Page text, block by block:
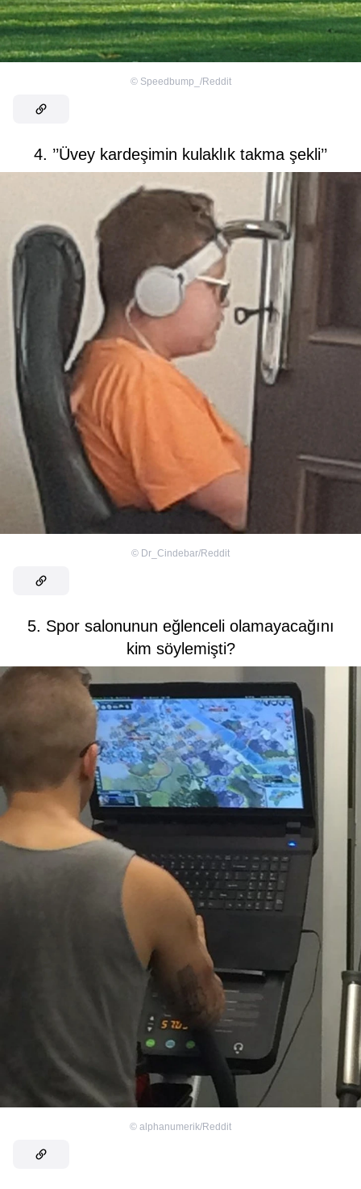
© Speedbump_/Reddit
4. ’’Üvey kardeşimin kulaklık takma şekli’’
© Dr_Cindebar/Reddit
5. Spor salonunun eğlenceli olamayacağını
kim söylemişti?
© alphanumerik/Reddit